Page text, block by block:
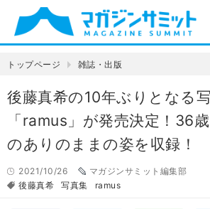
トップページ 雑誌・出版
後藤真希の10年ぶりとなる
「ramus」が発売決定！36
のありのままの姿を収録！
2021/10/26
マガジンサミット編集部
後藤真希
写真集 ramus